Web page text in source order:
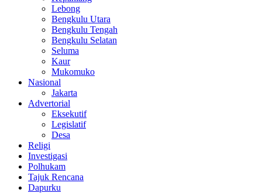
Lebong
Bengkulu Utara
Bengkulu Tengah
Bengkulu Selatan
Seluma
Kaur
Mukomuko
Nasional
Jakarta
Advertorial
Eksekutif
Legislatif
Desa
Religi
Investigasi
Polhukam
Tajuk Rencana
Dapurku